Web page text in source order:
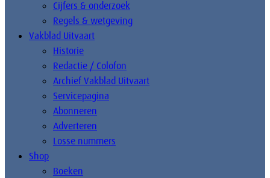
Cijfers & onderzoek
Regels & wetgeving
Vakblad Uitvaart
Historie
Redactie / Colofon
Archief Vakblad Uitvaart
Servicepagina
Abonneren
Adverteren
Losse nummers
Shop
Boeken